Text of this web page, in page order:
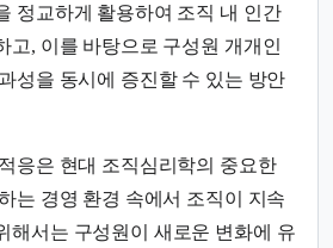
정교하게 활용하여 조직 내 인간
고, 이를 바탕으로 구성원 개개인
성을 동시에 증진할 수 있는 방안
응은 현대 조직심리학의 중요한
는 경영 환경 속에서 조직이 지속
해서는 구성원이 새로운 변화에 유